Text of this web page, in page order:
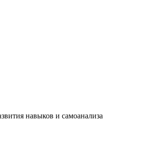
навыков и самоанализа